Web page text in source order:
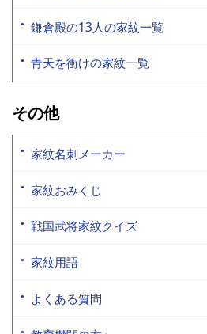
鎌倉殿の13人の家紋一覧
青天を衝けの家紋一覧
その他
家紋名刺メーカー
家紋おみくじ
戦国武将家紋クイズ
家紋用語
よくある質問